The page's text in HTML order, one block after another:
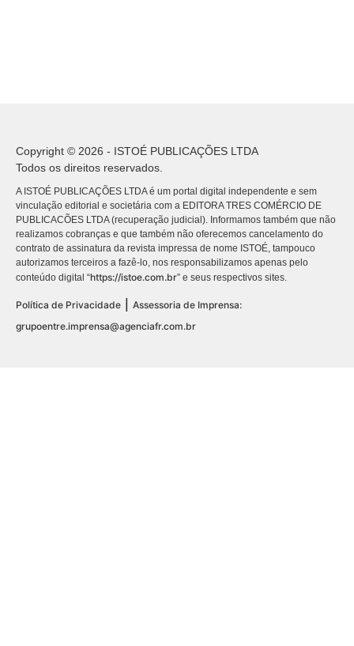
Copyright © 2026 - ISTOÉ PUBLICAÇÕES LTDA
Todos os direitos reservados.
A ISTOÉ PUBLICAÇÕES LTDA é um portal digital independente e sem
vinculação editorial e societária com a EDITORA TRES COMÉRCIO DE
PUBLICACÕES LTDA (recuperação judicial). Informamos também que não
realizamos cobranças e que também não oferecemos cancelamento do
contrato de assinatura da revista impressa de nome ISTOÉ, tampouco
autorizamos terceiros a fazê-lo, nos responsabilizamos apenas pelo
conteúdo digital “https://istoe.com.br” e seus respectivos sites.
Política de Privacidade
Assessoria de Imprensa:
grupoentre.imprensa@agenciafr.com.br